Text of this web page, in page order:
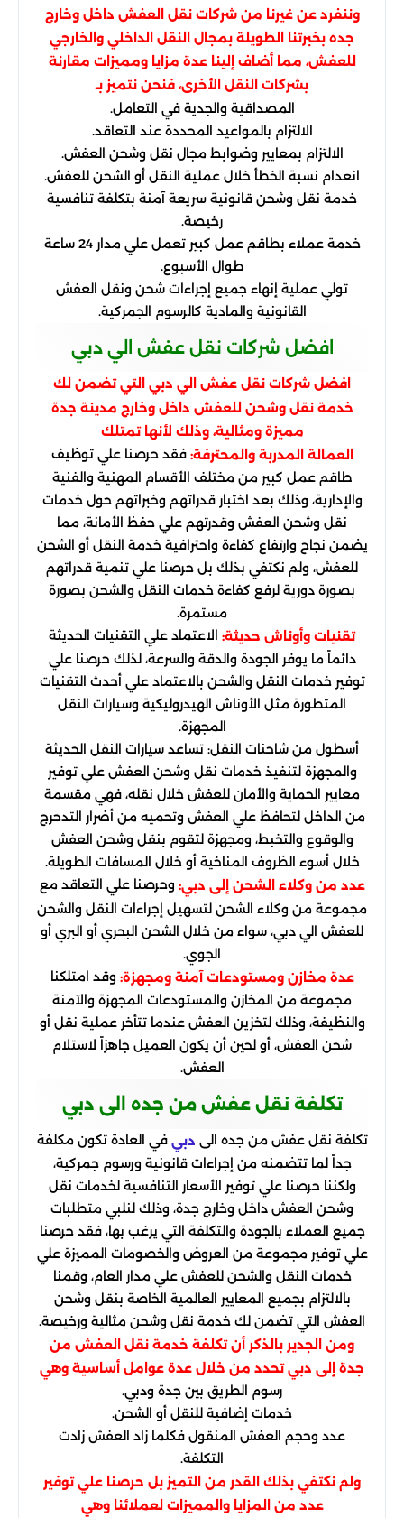
وننفرد عن غيرنا من شركات نقل العفش داخل وخارج
جده بخبرتنا الطويلة بمجال النقل الداخلي والخارجي
للعفش، مما أضاف إلينا عدة مزايا ومميزات مقارنة
بشركات النقل الأخرى، فنحن نتميز بـ
المصداقية والجدية في التعامل.
الالتزام بالمواعيد المحددة عند التعاقد.
الالتزام بمعايير وضوابط مجال نقل وشحن العفش.
انعدام نسبة الخطأ خلال عملية النقل أو الشحن للعفش.
خدمة نقل وشحن قانونية سريعة آمنة بتكلفة تنافسية
رخيصة.
خدمة عملاء بطاقم عمل كبير تعمل علي مدار 24 ساعة
طوال الأسبوع.
تولي عملية إنهاء جميع إجراءات شحن ونقل العفش
القانونية والمادية كالرسوم الجمركية.
افضل شركات نقل عفش الي دبي
افضل شركات نقل عفش الي دبي التي تضمن لك
خدمة نقل وشحن للعفش داخل وخارج مدينة جدة
مميزة ومثالية، وذلك لأنها تمتلك
العمالة المدربة والمحترفة: فقد حرصنا علي توظيف
طاقم عمل كبير من مختلف الأقسام المهنية والفنية
والإدارية، وذلك بعد اختبار قدراتهم وخبراتهم حول خدمات
نقل وشحن العفش وقدرتهم علي حفظ الأمانة، مما
يضمن نجاح وارتفاع كفاءة واحترافية خدمة النقل أو الشحن
للعفش، ولم نكتفي بذلك بل حرصنا علي تنمية قدراتهم
بصورة دورية لرفع كفاءة خدمات النقل والشحن بصورة
مستمرة.
تقنيات وأوناش حديثة: الاعتماد علي التقنيات الحديثة
دائماً ما يوفر الجودة والدقة والسرعة، لذلك حرصنا علي
توفير خدمات النقل والشحن بالاعتماد علي أحدث التقنيات
المتطورة مثل الأوناش الهيدروليكية وسيارات النقل
المجهزة.
أسطول من شاحنات النقل: تساعد سيارات النقل الحديثة
والمجهزة لتنفيذ خدمات نقل وشحن العفش علي توفير
معايير الحماية والأمان للعفش خلال نقله، فهي مقسمة
من الداخل لتحافظ علي العفش وتحميه من أضرار التدحرج
والوقوع والتخبط، ومجهزة لتقوم بنقل وشحن العفش
خلال أسوء الظروف المناخية أو خلال المسافات الطويلة.
عدد من وكلاء الشحن إلى دبي: وحرصنا علي التعاقد مع
مجموعة من وكلاء الشحن لتسهيل إجراءات النقل والشحن
للعفش الي دبي، سواء من خلال الشحن البحري أو البري أو
الجوي.
عدة مخازن ومستودعات آمنة ومجهزة: وقد امتلكنا
مجموعة من المخازن والمستودعات المجهزة والآمنة
والنظيفة، وذلك لتخزين العفش عندما تتأخر عملية نقل أو
شحن العفش، أو لحين أن يكون العميل جاهزاً لاستلام
العفش.
تكلفة نقل عفش من جده الى دبي
تكلفة نقل عفش من جده الى دبي في العادة تكون مكلفة
جداً لما تتضمنه من إجراءات قانونية ورسوم جمركية،
ولكننا حرصنا علي توفير الأسعار التنافسية لخدمات نقل
وشحن العفش داخل وخارج جدة، وذلك لنلبي متطلبات
جميع العملاء بالجودة والتكلفة التي يرغب بها، فقد حرصنا
علي توفير مجموعة من العروض والخصومات المميزة علي
خدمات النقل والشحن للعفش علي مدار العام، وقمنا
بالالتزام بجميع المعايير العالمية الخاصة بنقل وشحن
العفش التي تضمن لك خدمة نقل وشحن مثالية ورخيصة.
ومن الجدير بالذكر أن تكلفة خدمة نقل العفش من
جدة إلى دبي تحدد من خلال عدة عوامل أساسية وهي
رسوم الطريق بين جدة ودبي.
خدمات إضافية للنقل أو الشحن.
عدد وحجم العفش المنقول فكلما زاد العفش زادت
التكلفة.
ولم نكتفي بذلك القدر من التميز بل حرصنا علي توفير
عدد من المزايا والمميزات لعملائنا وهي